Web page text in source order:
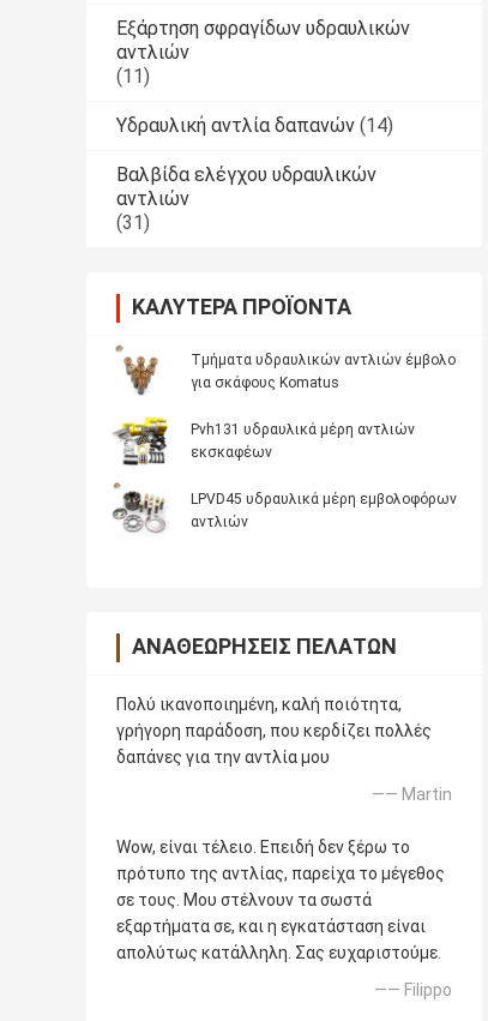
Εξάρτηση σφραγίδων υδραυλικών
αντλιών
(11)
Υδραυλική αντλία δαπανών (14)
Βαλβίδα ελέγχου υδραυλικών
αντλιών
(31)
ΚΑΛΎΤΕΡΑ ΠΡΟΪΌΝΤΑ
Τμήματα υδραυλικών αντλιών έμβολο
για σκάφους Komatus
Pvh131 υδραυλικά μέρη αντλιών
εκσκαφέων
LPVD45 υδραυλικά μέρη εμβολοφόρων
αντλιών
ΑΝΑΘΕΩΡΉΣΕΙΣ ΠΕΛΑΤΏΝ
Πολύ ικανοποιημένη, καλή ποιότητα,
γρήγορη παράδοση, που κερδίζει πολλές
δαπάνες για την αντλία μου
—— Martin
Wow, είναι τέλειο. Επειδή δεν ξέρω το
πρότυπο της αντλίας, παρείχα το μέγεθος
σε τους. Μου στέλνουν τα σωστά
εξαρτήματα σε, και η εγκατάσταση είναι
απολύτως κατάλληλη. Σας ευχαριστούμε.
—— Filippo